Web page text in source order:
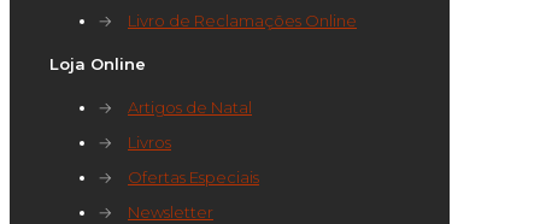
→
Livro de Reclamações Online
Loja Online
→
Artigos de Natal
→
Livros
→
Ofertas Especiais
→
Newsletter